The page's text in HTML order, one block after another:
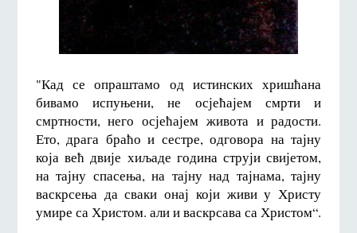
"Кад се опраштамо од истинских хришћана
бивамо испуњени, не осјећајем смрти и
смртности, него осјећајем живота и радости.
Ето, драга браћо и сестре, одговора на тајну
која већ двије хиљаде година струји свијетом,
на тајну спасења, на тајну над тајнама, тајну
васкрсења да сваки онај који живи у Христу
умире са Христом. али и васкрсава са Христом“.